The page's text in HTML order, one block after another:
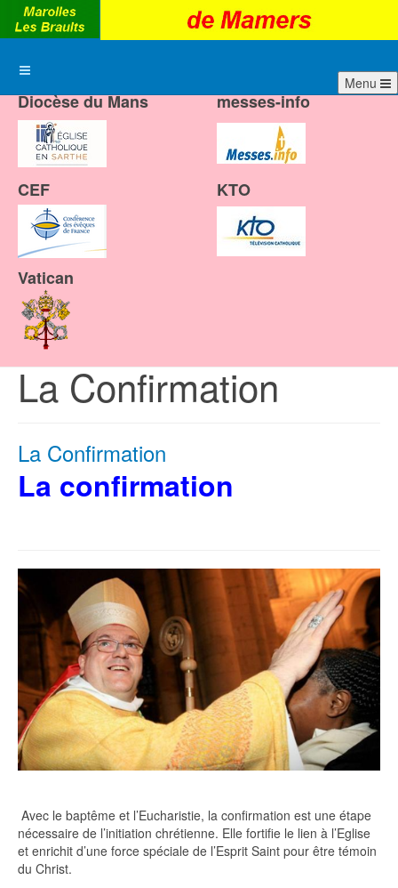
Menu
Diocèse du Mans messes-info
CEF KTO
Vatican
La Confirmation
La Confirmation
La confirmation
Avec le baptême et l’Eucharistie, la confirmation est une étape
nécessaire de l’initiation chrétienne. Elle fortifie le lien à l’Eglise
et enrichit d’une force spéciale de l’Esprit Saint pour être témoin
du Christ.